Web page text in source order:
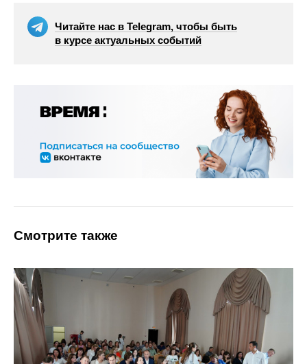
Читайте нас в Telegram, чтобы быть
в курсе актуальных событий
Смотрите также